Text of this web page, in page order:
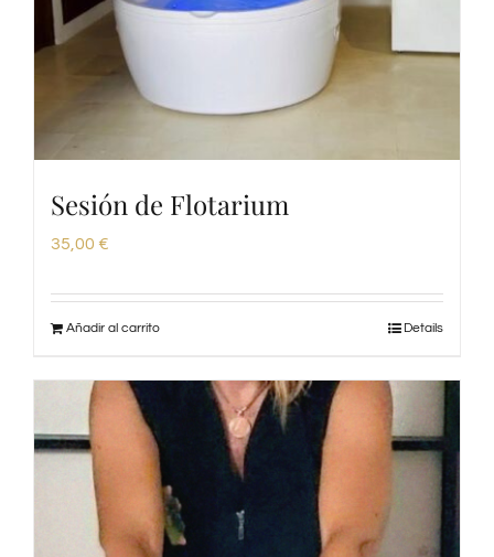
Sesión de Flotarium
35,00 €
Añadir al carrito Details